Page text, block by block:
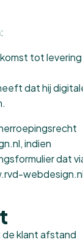
tot levering
dat hij
, indien
dat
de klant afstand